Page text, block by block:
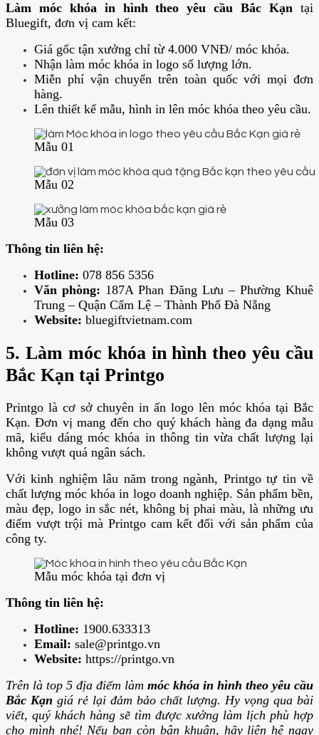
Làm móc khóa in hình theo yêu cầu Bắc Kạn tại
Bluegift, đơn vị cam kết:
Giá gốc tận xưởng chỉ từ 4.000 VNĐ/ móc khóa.
Nhận làm móc khóa in logo số lượng lớn.
Miễn phí vận chuyển trên toàn quốc với mọi đơn
hàng.
Lên thiết kế mẫu, hình in lên móc khóa theo yêu cầu.
Mẫu 01
Mẫu 02
Mẫu 03
Thông tin liên hệ:
Hotline: 078 856 5356
Văn phòng: 187A Phan Ðăng Lưu – Phường Khuê
Trung – Quận Cẩm Lệ – Thành Phố Ðà Nẵng
Website: bluegiftvietnam.com
5. Làm móc khóa in hình theo yêu cầu
Bắc Kạn tại Printgo
Printgo là cơ sở chuyên in ấn logo lên móc khóa tại Bắc
Kạn. Đơn vị mang đến cho quý khách hàng đa dạng mẫu
mã, kiểu dáng móc khóa in thông tin vừa chất lượng lại
không vượt quá ngân sách.
Với kinh nghiệm lâu năm trong ngành, Printgo tự tin về
chất lượng móc khóa in logo doanh nghiệp. Sản phẩm bền,
màu đẹp, logo in sắc nét, không bị phai màu, là những ưu
điểm vượt trội mà Printgo cam kết đối với sản phẩm của
công ty.
Mẫu móc khóa tại đơn vị
Thông tin liên hệ:
Hotline: 1900.633313
Email: sale@printgo.vn
Website: https://printgo.vn
Trên là top 5 địa điểm làm móc khóa in hình theo yêu cầu
Bắc Kạn giá rẻ lại đảm bảo chất lượng. Hy vọng qua bài
viết, quý khách hàng sẽ tìm được xưởng làm lịch phù hợp
cho mình nhé! Nếu bạn còn bân khuân, hãy liên hệ ngay